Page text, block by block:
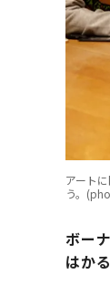
アート
う。
ボー
はか